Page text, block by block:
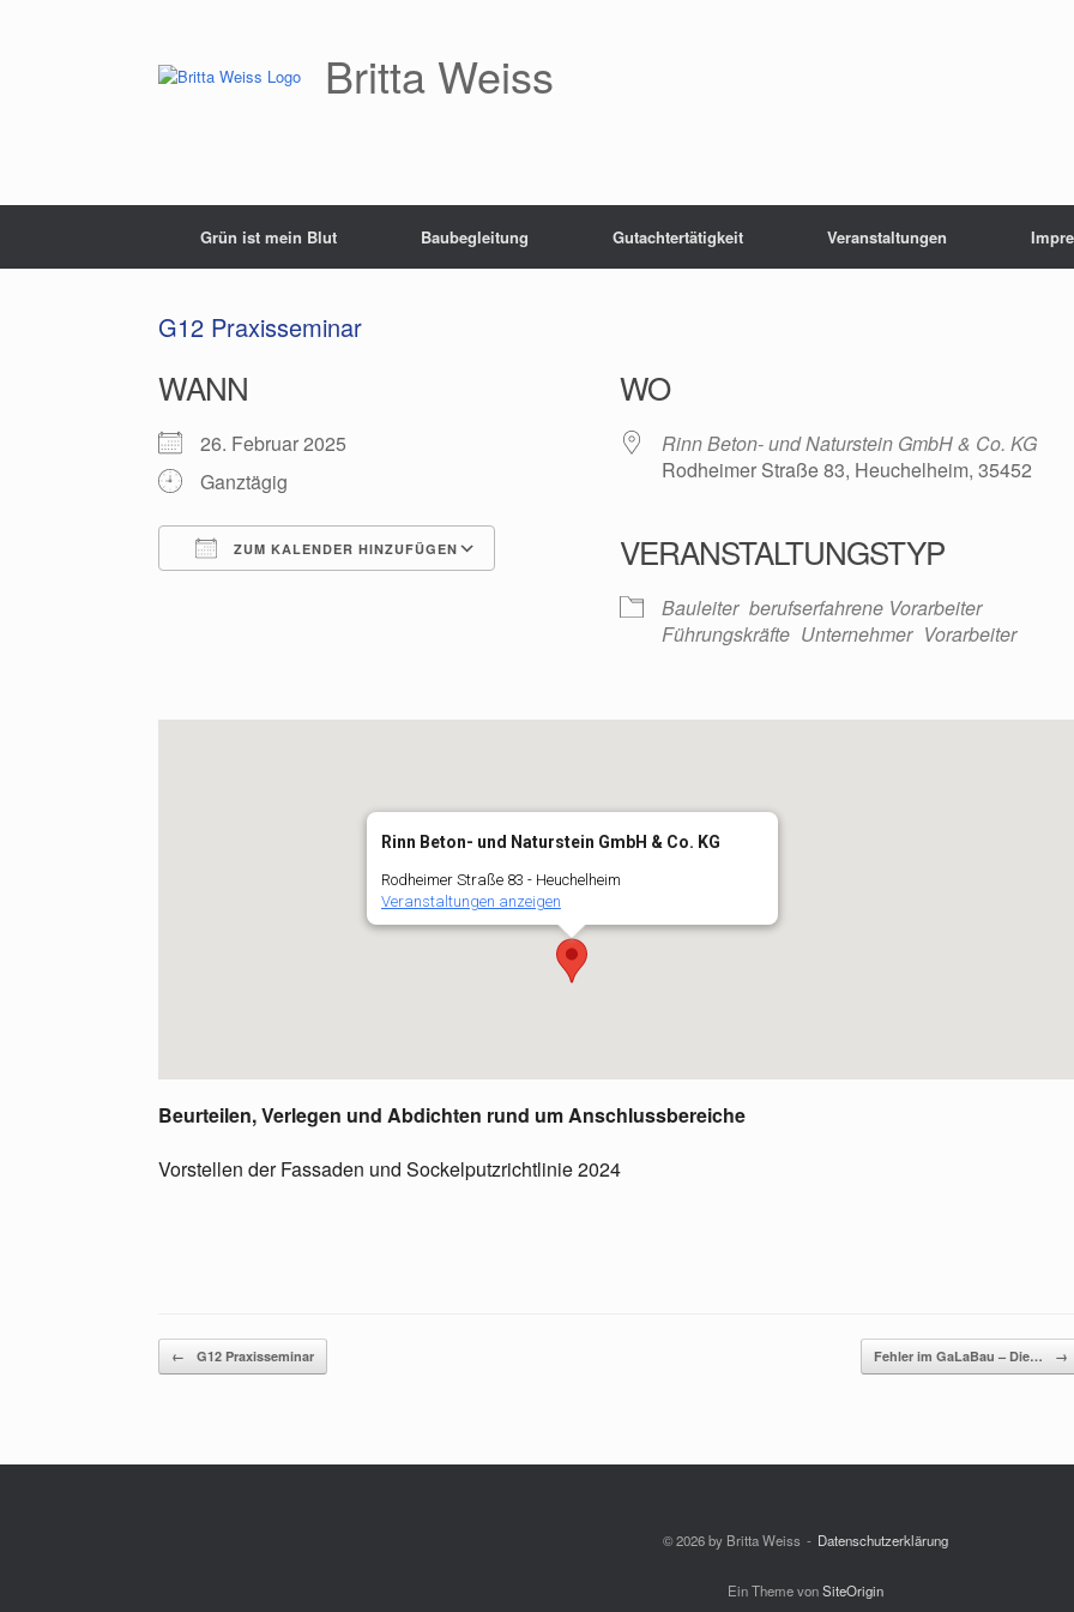
Britta Weiss
Grün ist mein Blut Baubegleitung Gutachtertätigkeit Veranstaltungen
G12 Praxisseminar
WANN
26. Februar 2025
Ganztägig
ZUM KALENDER HINZUFÜGEN
Google Kalender
WO
Rinn Beton- und Naturstein GmbH & Co. KG
Rodheimer Straße 83, Heuchelheim, 35452
VERANSTALTUNGSTYP
Bauleiter berufserfahrene Vorarbeiter
Führungskräfte Unternehmer Vorarbeiter
Rinn Beton- und Naturstein GmbH & Co. KG
Rodheimer Straße 83 - Heuchelheim
Veranstaltungen anzeigen
Beurteilen, Verlegen und Abdichten rund um Anschlussbereiche
Vorstellen der Fassaden und Sockelputzrichtlinie 2024
Beitragsnavigation
← G12 Praxisseminar Fehler im GaLaBau – Die… →
© 2026 by Britta Weiss Datenschutzerklärung
Ein Theme vonSiteOrigin